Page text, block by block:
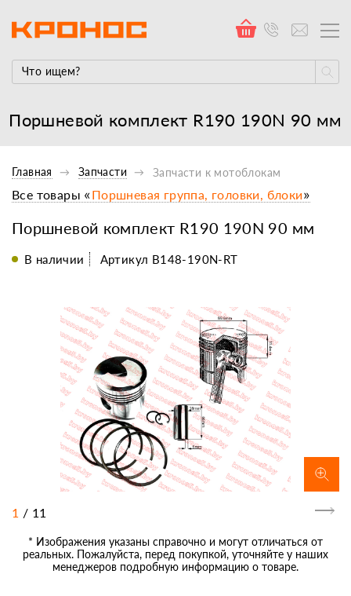
Поршневой комплект R190 190N 90 мм
Главная Запчасти Запчасти к мотоблокам
Поршневой комплект R190 190N 90 мм
Все товары «Поршневая группа, головки, блоки»
В наличии Артикул B148-190N-RT
1 / 11
* Изображения указаны справочно и могут отличаться от
реальных. Пожалуйста, перед покупкой, уточняйте у наших
менеджеров подробную информацию о товаре.